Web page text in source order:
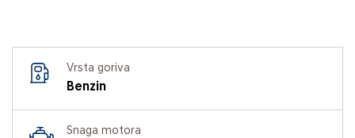
Vrsta goriva
Benzin
Snaga motora